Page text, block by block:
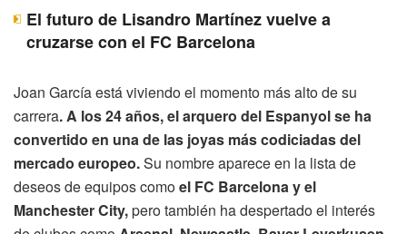
El futuro de Lisandro Martínez vuelve a
cruzarse con el FC Barcelona
Joan García está viviendo el momento más alto de su
carrera. A los 24 años, el arquero del Espanyol se ha
convertido en una de las joyas más codiciadas del
mercado europeo.Su nombre aparece en la lista de
deseos de equipos comoel FC Barcelona y el
Manchester City,pero también ha despertado el interés